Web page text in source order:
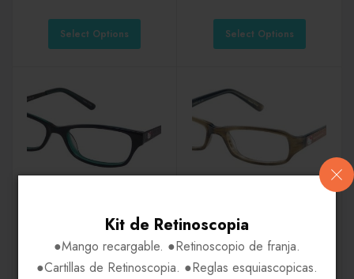
Kit de Retinoscopia
●Mango recargable. ●Retinoscopio de franja.
●Cartillas de Retinoscopia. ●Reglas esquiascopicas.
Select Options
Precio disponible solo
para usuarios
Select Options
Precio disponible solo
para usuarios